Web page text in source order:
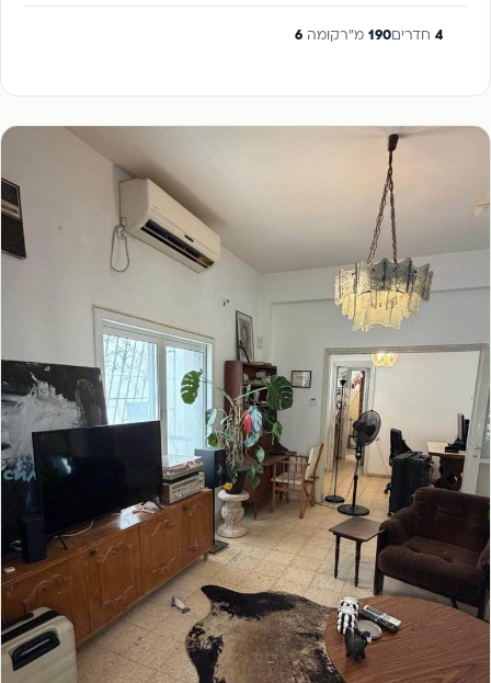
4 חדרים190 מ"רקומה6